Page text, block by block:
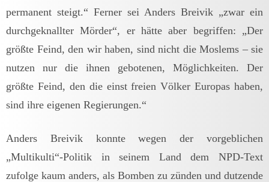
permanent steigt.“ Ferner sei Anders Breivik „zwar ein
durchgeknallter Mörder“, er hätte aber begriffen: „Der
größte Feind, den wir haben, sind nicht die Moslems – sie
nutzen nur die ihnen gebotenen, Möglichkeiten. Der
größte Feind, den die einst freien Völker Europas haben,
sind ihre eigenen Regierungen.“
Anders Breivik konnte wegen der vorgeblichen
„Multikulti“-Politik in seinem Land dem NPD-Text
zufolge kaum anders, als Bomben zu zünden und dutzende